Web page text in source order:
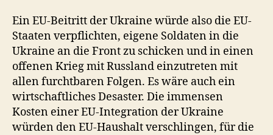
Ein EU-Beitritt der Ukraine würde also die EU-
Staaten verpflichten, eigene Soldaten in die
Ukraine an die Front zu schicken und in einen
offenen Krieg mit Russland einzutreten mit
allen furchtbaren Folgen. Es wäre auch ein
wirtschaftliches Desaster. Die immensen
Kosten einer EU-Integration der Ukraine
würden den EU-Haushalt verschlingen, für die